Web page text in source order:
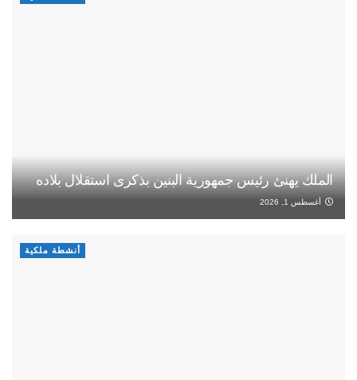
الملك يهنئ رئيس جمهورية البنين بذكرى استقلال بلاده
أغسطس 1, 2026
أنشطة ملكية